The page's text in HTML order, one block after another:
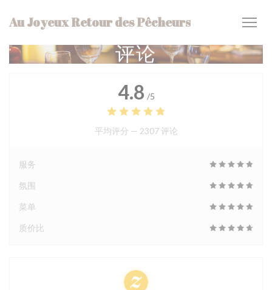
Au Joyeux Retour des Pêcheurs
评论
4.8 /5
平均评分 — 2307 评论
服务
氛围
菜单
质价比